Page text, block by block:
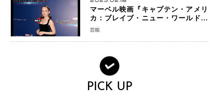
マーベル映画『キャプテン・アメリ
カ：ブレイブ・ニュー・ワールド』
新ブラック・ウィドウ役のシラ・ハー
芸能
PICK UP